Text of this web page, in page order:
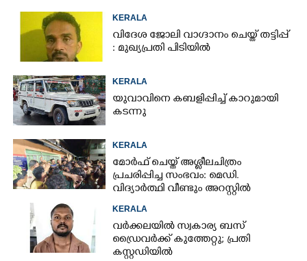
KERALA
വിദേശ ജോലി വാഗ്ദാനം ചെയ്ത് തട്ടിപ്പ്
: മുഖ്യപ്രതി പിടിയിൽ
KERALA
യുവാവിനെ കബളിപ്പിച്ച് കാറുമായി
കടന്നു
KERALA
മോർഫ് ചെയ്ത് അശ്ലീലചിത്രം
പ്രചരിപ്പിച്ച സംഭവം: മെഡി.
വിദ്യാർത്ഥി വീണ്ടും അറസ്റ്റിൽ
KERALA
വർക്കലയിൽ സ്വകാര്യ ബസ്
ഡ്രൈവർക്ക് കുത്തേറ്റു; പ്രതി
കസ്റ്റഡിയിൽ